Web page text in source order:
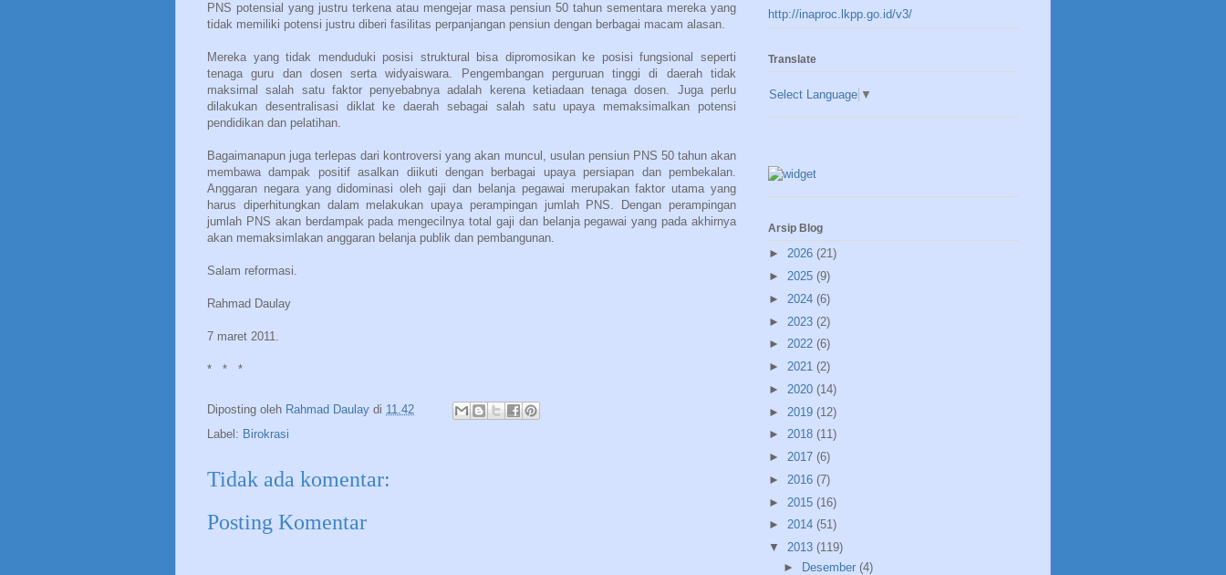
PNS potensial yang justru terkena atau mengejar masa pensiun 50 tahun sementara mereka yang
tidak memiliki potensi justru diberi fasilitas perpanjangan pensiun dengan berbagai macam alasan.
Mereka yang tidak menduduki posisi struktural bisa dipromosikan ke posisi fungsional seperti
tenaga guru dan dosen serta widyaiswara. Pengembangan perguruan tinggi di daerah tidak
maksimal salah satu faktor penyebabnya adalah kerena ketiadaan tenaga dosen. Juga perlu
dilakukan desentralisasi diklat ke daerah sebagai salah satu upaya memaksimalkan potensi
pendidikan dan pelatihan.
Bagaimanapun juga terlepas dari kontroversi yang akan muncul, usulan pensiun PNS 50 tahun akan
membawa dampak positif asalkan diikuti dengan berbagai upaya persiapan dan pembekalan.
Anggaran negara yang didominasi oleh gaji dan belanja pegawai merupakan faktor utama yang
harus diperhitungkan dalam melakukan upaya perampingan jumlah PNS. Dengan perampingan
jumlah PNS akan berdampak pada mengecilnya total gaji dan belanja pegawai yang pada akhirnya
akan memaksimlakan anggaran belanja publik dan pembangunan.
Salam reformasi.
Rahmad Daulay
7 maret 2011.
* * *
Diposting oleh Rahmad Daulay di 11.42
Label: Birokrasi
Tidak ada komentar:
Posting Komentar
http://inaproc.lkpp.go.id/v3/
Translate
Select Language ▼
Arsip Blog
► 2026 (21)
► 2025 (9)
► 2024 (6)
► 2023 (2)
► 2022 (6)
► 2021 (2)
► 2020 (14)
► 2019 (12)
► 2018 (11)
► 2017 (6)
► 2016 (7)
► 2015 (16)
► 2014 (51)
▼ 2013 (119)
► Desember (4)